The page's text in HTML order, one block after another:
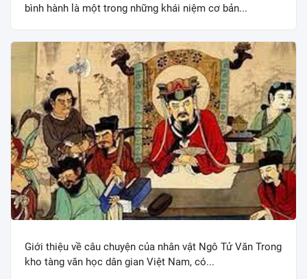
bình hành là một trong những khái niệm cơ bản...
Giới thiệu về câu chuyện của nhân vật Ngô Tử Văn Trong
kho tàng văn học dân gian Việt Nam, có...